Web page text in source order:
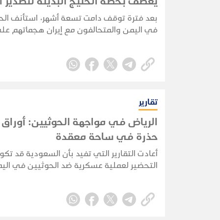
بعد فترة توقف دامت تسعة أشهر، استأنف
في اليمن والمتحالفون مع إيران هجماتهم
السعودية.
تقارير
الرياض في مواجهة الحوثيين:
حذرة في ساحة معقدة
أعادت التقارير التي تفيد بأن السعودية قد
التحضير لعملية عسكرية ضد الحوثيين في
احترازي وإعادة تموضع للقوات، وليس إلى